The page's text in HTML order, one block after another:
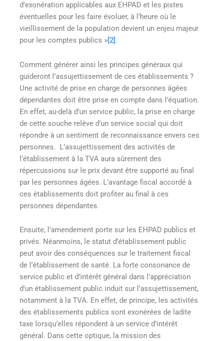
d’exonération applicables aux EHPAD et les pistes
éventuelles pour les faire évoluer, à l’heure où le
vieillissement de la population devient un enjeu majeur
pour les comptes publics »[2].
Comment générer ainsi les principes généraux qui
guideront l’assujettissement de ces établissements ?
Une activité de prise en charge de personnes âgées
dépendantes doit être prise en compte dans l’équation.
En effet, au-delà d’un service public, la prise en charge
de cette souche relève d’un service social qui doit
répondre à un sentiment de reconnaissance envers ces
personnes. L’assujettissement des activités de
l’établissement à la TVA aura sûrement des
répercussions sur le prix devant être supporté au final
par les personnes âgées. L’avantage fiscal accordé à
ces établissements doit profiter au final à ces
personnes dépendantes.
Ensuite, l’amendement porte sur les EHPAD publics et
privés. Néanmoins, le statut d’établissement public
peut avoir des conséquences sur le traitement fiscal
de l’établissement de santé. La forte consonance de
service public et d’intérêt général dans l’appréciation
d’un établissement public induit sur l’assujettissement,
notamment à la TVA. En effet, de principe, les activités
des établissements publics sont exonérées de ladite
taxe lorsqu’elles répondent à un service d’intérêt
général. Dans cette optique, la mission des